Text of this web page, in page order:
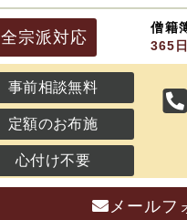
全宗派対応
僧籍
365
事前相談無料
定額のお布施
心付け不要
メールフ